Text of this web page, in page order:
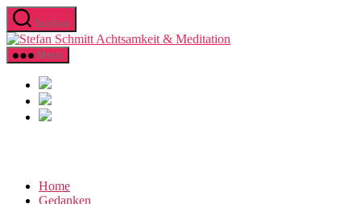
Direkt
zum
Inhalt
wechseln
Suchen
Menü
Home
Gedanken